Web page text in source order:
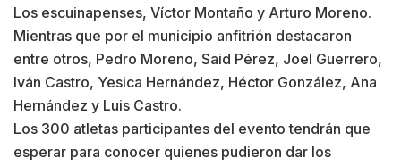
Los escuinapenses, Víctor Montaño y Arturo Moreno.
Mientras que por el municipio anfitrión destacaron
entre otros, Pedro Moreno, Said Pérez, Joel Guerrero,
Iván Castro, Yesica Hernández, Héctor González, Ana
Hernández y Luis Castro.
Los 300 atletas participantes del evento tendrán que
esperar para conocer quienes pudieron dar los